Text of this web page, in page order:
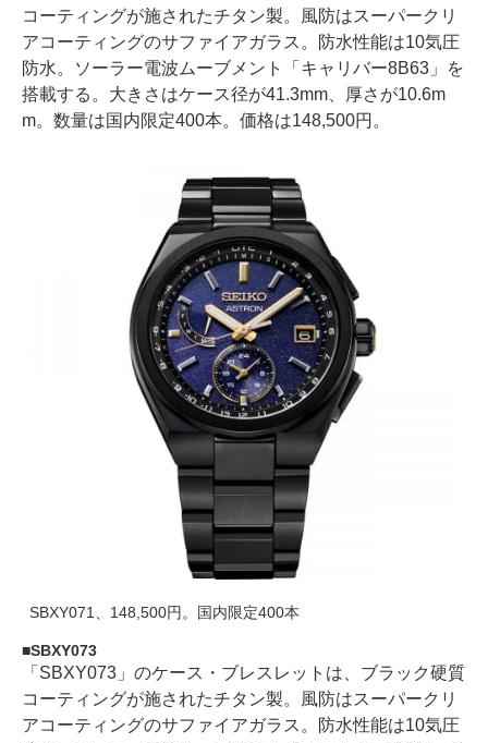
コーティングが施されたチタン製。風防はスーパークリ
アコーティングのサファイアガラス。防水性能は10気圧
防水。ソーラー電波ムーブメント「キャリバー8B63」を
搭載する。大きさはケース径が41.3mm、厚さが10.6m
m。数量は国内限定400本。価格は148,500円。
SBXY071、148,500円。国内限定400本
SBXY073
「SBXY073」のケース・ブレスレットは、ブラック硬質
コーティングが施されたチタン製。風防はスーパークリ
アコーティングのサファイアガラス。防水性能は10気圧